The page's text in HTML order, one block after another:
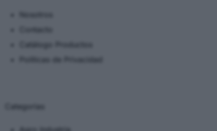
Políticas de Privacidad
Categorias